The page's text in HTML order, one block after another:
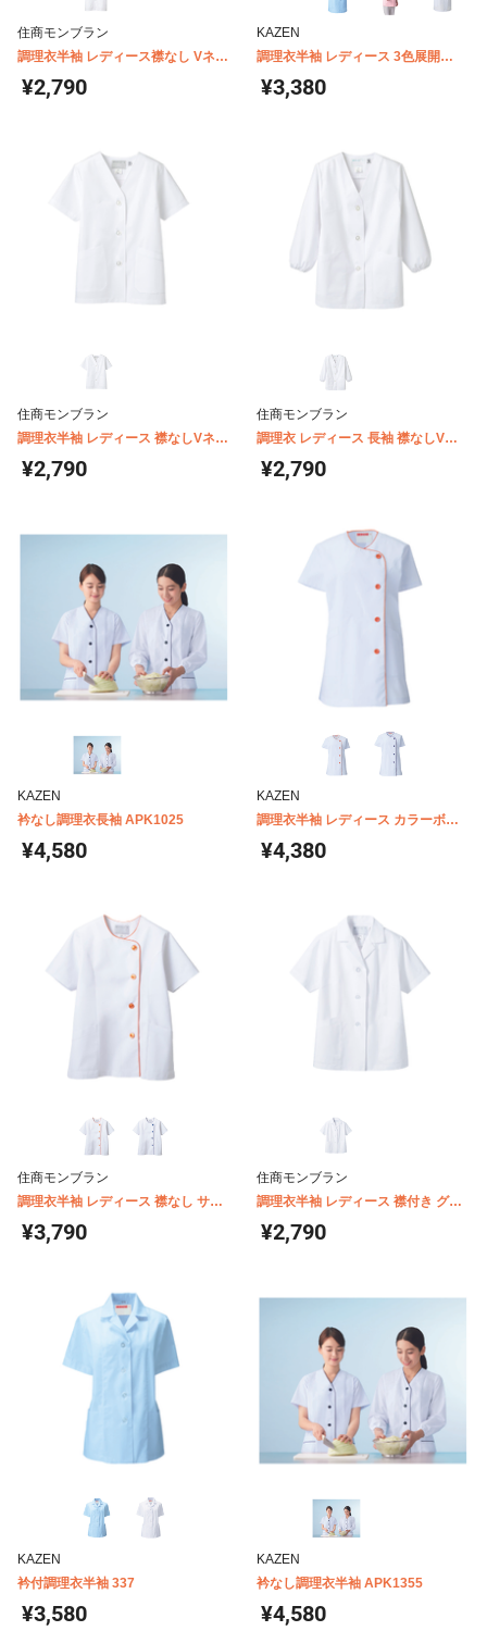
住商モンブラン
調理衣半袖 レディース襟なし Vネッ
ク 住商モンブラン 1-012
¥2,790
KAZEN
調理衣半袖 レディース 3色展開
KAZEN 751
¥3,380
住商モンブラン
調理衣半袖 レディース 襟なしVネッ
ク 住商モンブラン 1-412
¥2,790
住商モンブラン
調理衣 レディース 長袖 襟なしVネ
ック グリーン購入法対象商品 住商
モンブラン 1-411
¥2,790
KAZEN
衿なし調理衣長袖 APK1025
¥4,580
KAZEN
調理衣半袖 レディース カラーボタ
ン KAZEN 662
¥4,380
住商モンブラン
調理衣半袖 レディース 襟なし サイ
ドカラーボタン 住商モンブラン 1-
042 044
¥3,790
住商モンブラン
調理衣半袖 レディース 襟付き グリ
ーン購入法対象商品 住商モンブラン
1-402
¥2,790
KAZEN
衿付調理衣半袖 337
¥3,580
KAZEN
衿なし調理衣半袖 APK1355
¥4,580